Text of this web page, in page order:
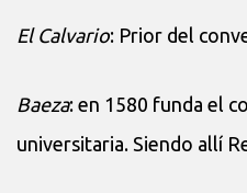
El Calvario: Prior del
Baeza: en 1580 funda el
universitaria. Siendo allí